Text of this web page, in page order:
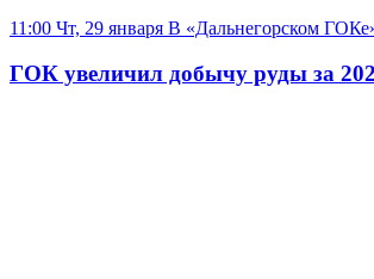
11:00 Чт, 29 января В «Дальнегорском
ГОК увеличил добычу руды за